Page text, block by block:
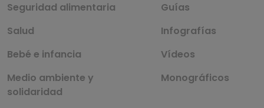
Seguridad alimentaria
Salud
Bebé e infancia
Medio ambiente y
solidaridad
Guías
Infografías
Vídeos
Monográficos